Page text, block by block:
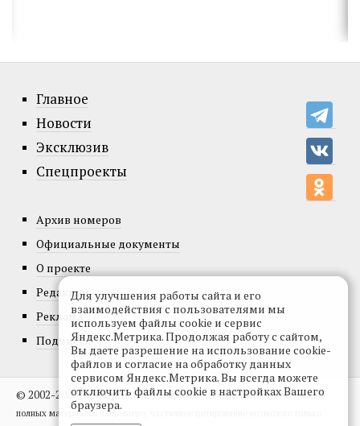
Главное
Новости
Эксклюзив
Спецпроекты
Архив номеров
Официальные документы
О проекте
Редакция
Реклама
Подписка
© 2002-2026, Все права защищены.Копирование и использование
полных материалов запрещено, частичное цитирование возможно только
Для улучшения работы сайта и его
взаимодействия с пользователями мы
используем файлы cookie и сервис
Яндекс.Метрика. Продолжая работу с сайтом,
Вы даете разрешение на использование cookie-
файлов и согласие на обработку данных
сервисом Яндекс.Метрика. Вы всегда можете
отключить файлы cookie в настройках Вашего
браузера.